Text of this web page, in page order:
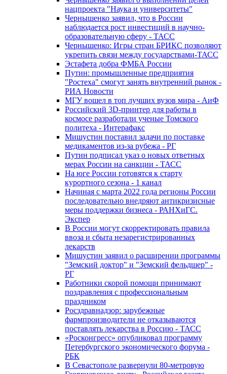
нацпроекта "Наука и университеты"
Чернышенко заявил, что в России
наблюдается рост инвестиций в научно-
образовательную сферу - ТАСС
Чернышенко: Игры стран БРИКС позволяют
укрепить связи между государствами-ТАСС
Эстафета добра ФМБА России
Путин: промышленные предприятия
"Ростеха" смогут занять внутренний рынок -
РИА Новости
МГУ вошел в топ лучших вузов мира - АиФ
Российский 3D-принтер для работы в
космосе разработали ученые Томского
политеха - Интерафакс
Мишустин поставил задачи по поставке
медикаментов из-за рубежа - РГ
Путин подписал указ о новых ответных
мерах России на санкции - ТАСС
На юге России готовятся к старту
курортного сезона - 1 канал
Начиная с марта 2022 года регионы России
последовательно внедряют антикризисные
меры поддержки бизнеса - РАНХиГС.
Экспер
В России могут скорректировать правила
ввоза и сбыта незарегистрированных
лекарств
Мишустин заявил о расширении программы
"Земский доктор" и "Земский фельдшер" -
РГ
Работники скорой помощи принимают
поздравления с профессиональным
праздником
Росздравнадзор: зарубежные
фармпроизводители не отказываются
поставлять лекарства в Россию - ТАСС
«Росконгресс» опубликовал программу
Петербургского экономического форума -
РБК
В Севастополе развернули 80-метровую